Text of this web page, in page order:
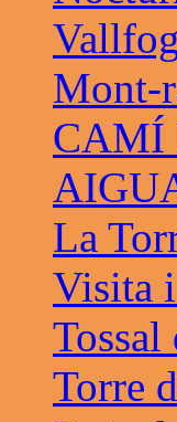
Mont-
CAMÍ
La
Visita
Torre